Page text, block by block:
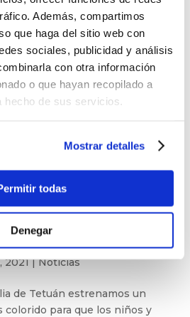
Además, compartimos
que haga del sitio web con
sociales, publicidad y análisis
con otra información
o que hayan recopilado a
hecho de sus servicios.
Mostrar detalles
todas
Denegar
ponen color a nuestros
2021|Noticias
de Tetuán estrenamos un
colorido para que los niños y